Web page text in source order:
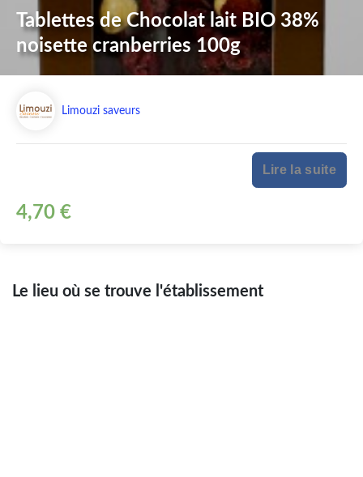
Tablettes de Chocolat lait BIO 38%
noisette cranberries 100g
Limouzi saveurs
Lire la suite
4,70 €
Le lieu où se trouve l'établissement